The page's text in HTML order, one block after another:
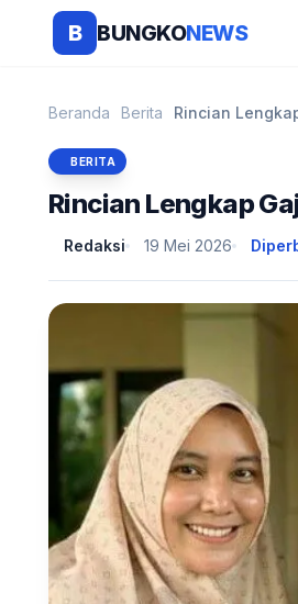
B BUNGKONEWS
Beranda Berita
BERITA
Rincian Lengkap
Redaksi 19 Mei 2026